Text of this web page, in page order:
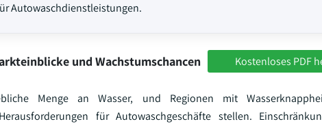
Autowaschdienstleistungen.
und Wachstumschancen Kostenloses PDF
Menge an Wasser, und Regionen mit
für Autowaschgeschäfte stellen.